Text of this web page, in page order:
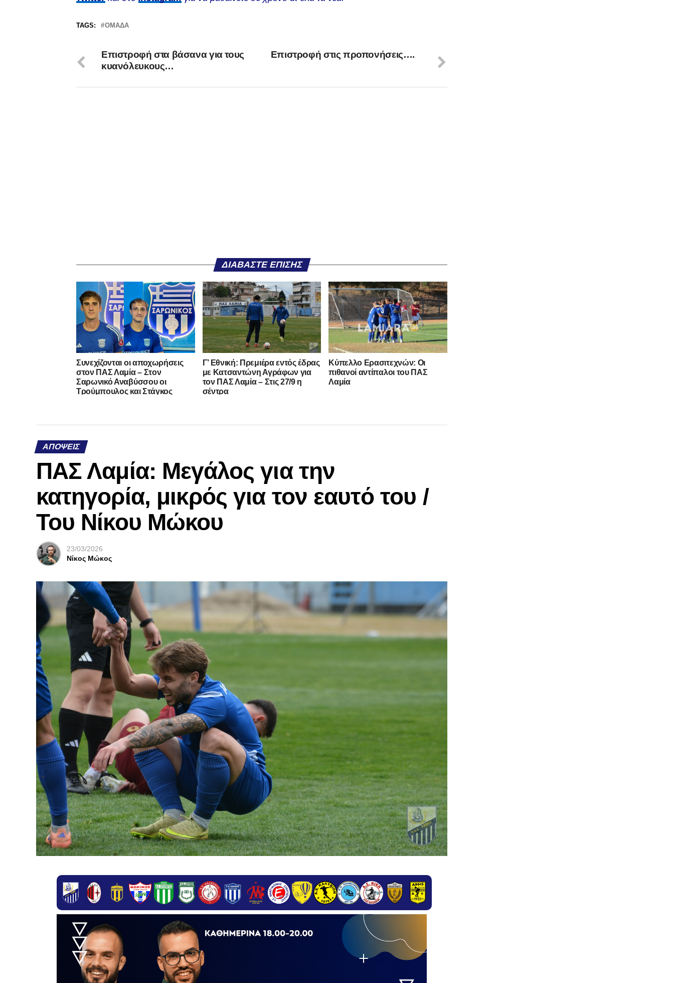
TAGS: ΟΜΆΔΑ
Επιστροφή στις προπονήσεις….
Επιστροφή στα βάσανα για τους
κυανόλευκους…
ΔΙΑΒΆΣΤΕ ΕΠΊΣΗΣ
Συνεχίζονται οι αποχωρήσεις
στον ΠΑΣ Λαμία – Στον
Σαρωνικό Αναβύσσου οι
Τρούμπουλος και Στάγκος
Γ’ Εθνική: Πρεμιέρα εντός έδρας
με Κατσαντώνη Αγράφων για
τον ΠΑΣ Λαμία – Στις 27/9 η
σέντρα
Κύπελλο Ερασιτεχνών: Οι
πιθανοί αντίπαλοι του ΠΑΣ
Λαμία
ΑΠΌΨΕΙΣ
ΠΑΣ Λαμία: Μεγάλος για την
κατηγορία, μικρός για τον εαυτό του /
Του Νίκου Μώκου
23/03/2026
Νίκος Μώκος